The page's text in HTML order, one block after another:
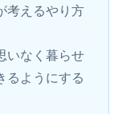
考えるやり方
いなく暮らせ
るようにする